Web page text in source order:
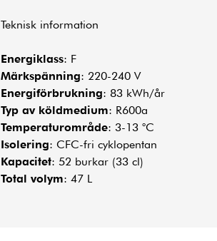
Teknisk information
Energiklass: F
Märkspänning: 220-240 V
Energiförbrukning: 83 kWh/år
Typ av köldmedium: R600a
Temperaturområde: 3-13 °C
Isolering: CFC-fri cyklopentan
Kapacitet: 52 burkar (33 cl)
Total volym: 47 L